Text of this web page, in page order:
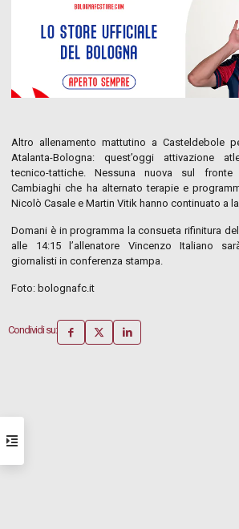
Altro allenamento mattutino a Casteldebole
Atalanta-Bologna: quest’oggi attivazione
tecnico-tattiche. Nessuna nuova sul
Cambiaghi che ha alternato terapie e
Nicolò Casale e Martin Vitik hanno continuato a
Domani è in programma la consueta rifinitura
alle 14:15 l’allenatore Vincenzo Italiano
giornalisti in conferenza stampa.
Foto: bolognafc.it
Condividi su: